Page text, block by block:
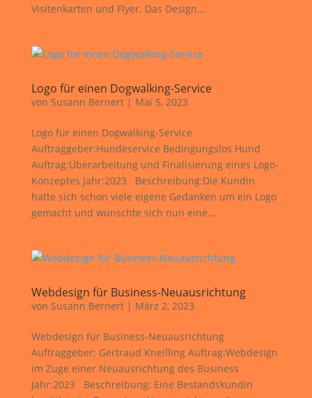
Visitenkarten und Flyer. Das Design...
Logo für einen Dogwalking-Service
von Susann Bernert| Mai 5, 2023
Logo für einen Dogwalking-Service
Auftraggeber:Hundeservice Bedingungslos Hund
Auftrag:Überarbeitung und Finalisierung eines Logo-
Konzeptes Jahr:2023 Beschreibung:Die Kundin
hatte sich schon viele eigene Gedanken um ein Logo
gemacht und wünschte sich nun eine...
Webdesign für Business-Neuausrichtung
von Susann Bernert| März 2, 2023
Webdesign für Business-Neuausrichtung
Auftraggeber: Gertraud Kneilling Auftrag:Webdesign
im Zuge einer Neuausrichtung des Business
Jahr:2023 Beschreibung: Eine Bestandskundin